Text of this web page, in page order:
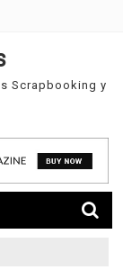
Scrapbooking y